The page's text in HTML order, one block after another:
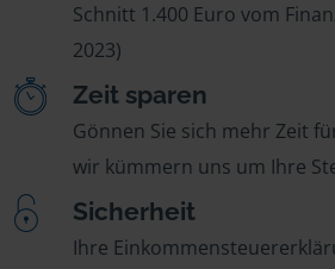
Schnitt 1.400 Euro vom
2023)
Zeit sparen
Gönnen Sie sich mehr Zeit
wir kümmern uns um Ihre
Sicherheit
Ihre